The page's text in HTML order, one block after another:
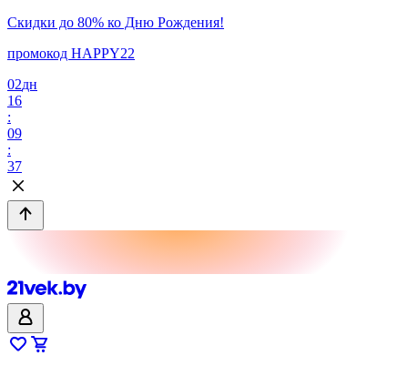
Скидки до 80% ко Дню Рождения!
промокод HAPPY22
02дн
16
:
09
:
37